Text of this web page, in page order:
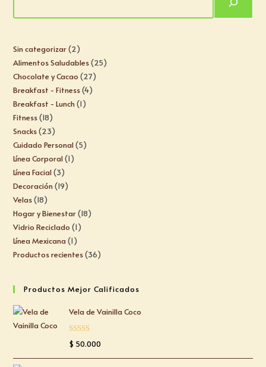
Sin categorizar 2
Alimentos Saludables 25
Chocolate y Cacao 27
Breakfast - Fitness 4
Breakfast - Lunch 1
Fitness 18
Snacks 23
Cuidado Personal 5
Línea Corporal 1
Línea Facial 3
Decoración 19
Velas 18
Hogar y Bienestar 18
Vidrio Reciclado 1
Línea Mexicana 1
Productos recientes 36
Productos Mejor Calificados
Vela de Vainilla Coco
Valorado
$ 50.000